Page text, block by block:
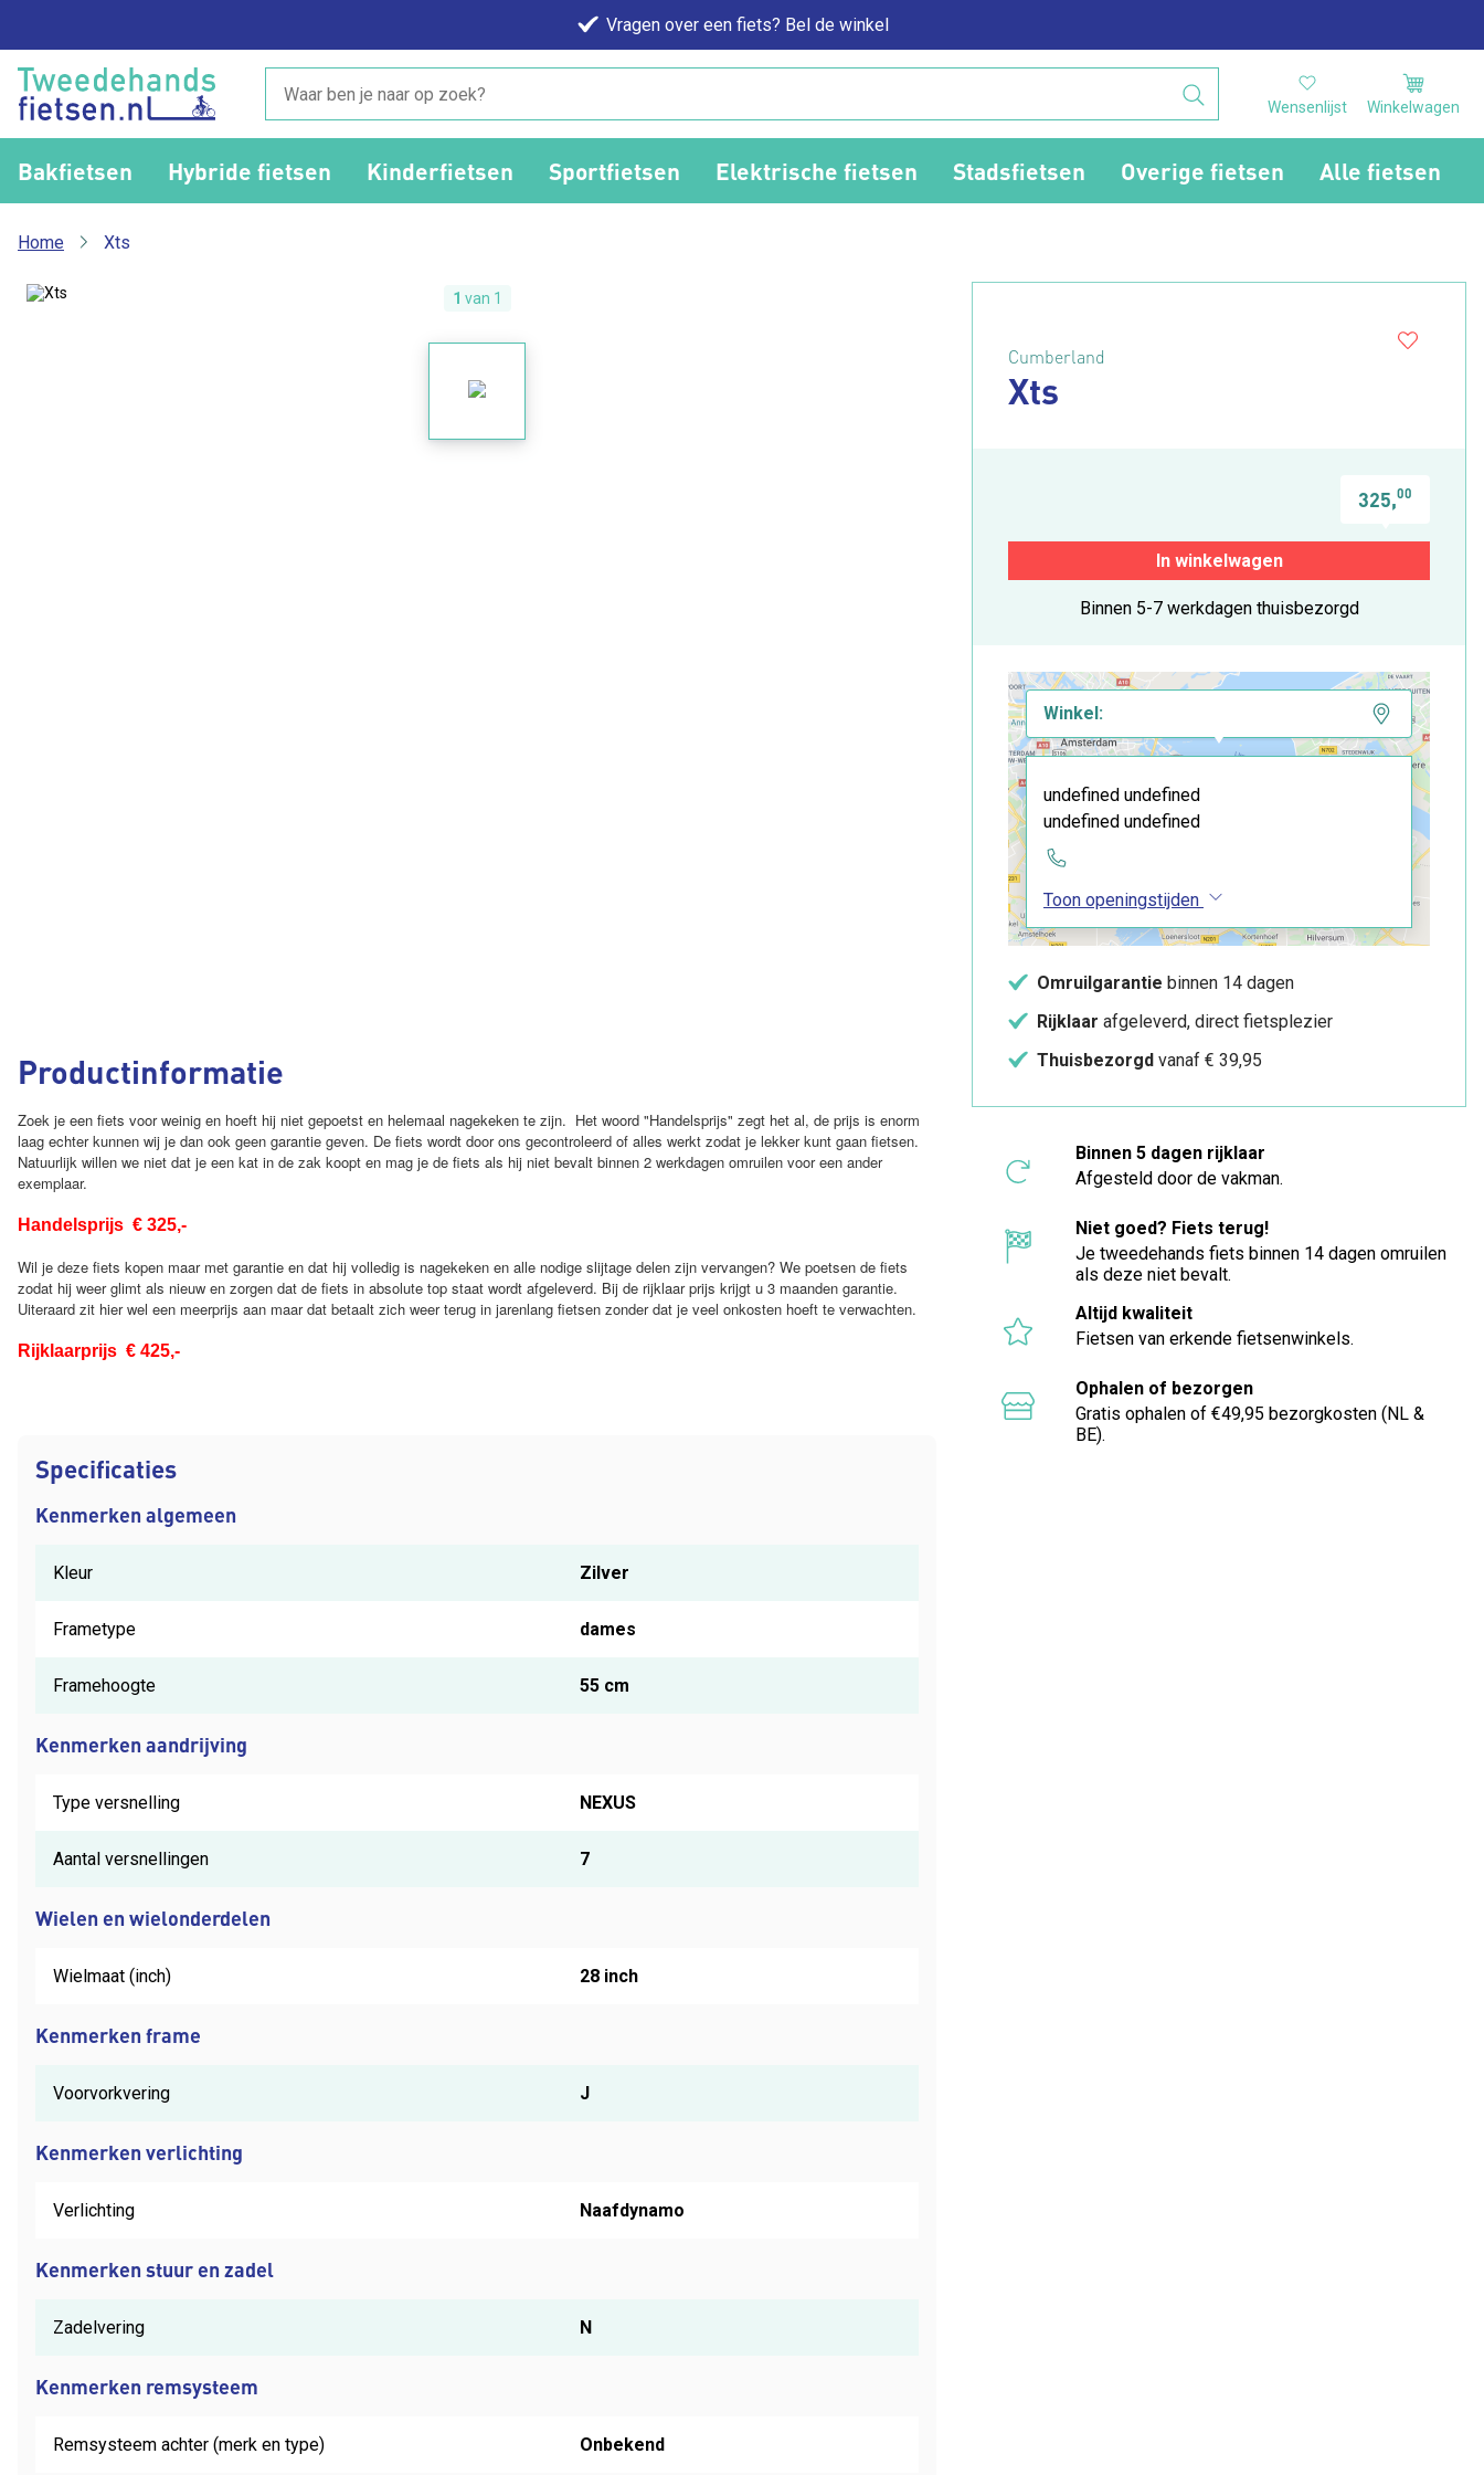
Vragen over een fiets? Bel de winkel
Wensenlijst Winkelwagen
Bakfietsen Hybride fietsen Kinderfietsen Sportfietsen Elektrische fietsen Stadsfietsen Overige fietsen Alle fietsen
Home Xts
1 van 1
Productinformatie
Zoek je een fiets voor weinig en hoeft hij niet gepoetst en helemaal nagekeken te zijn. Het woord "Handelsprijs" zegt het al, de prijs is enorm
laag echter kunnen wij je dan ook geen garantie geven. De fiets wordt door ons gecontroleerd of alles werkt zodat je lekker kunt gaan fietsen.
Natuurlijk willen we niet dat je een kat in de zak koopt en mag je de fiets als hij niet bevalt binnen 2 werkdagen omruilen voor een ander
exemplaar.
Handelsprijs € 325,-
Wil je deze fiets kopen maar met garantie en dat hij volledig is nagekeken en alle nodige slijtage delen zijn vervangen? We poetsen de fiets
zodat hij weer glimt als nieuw en zorgen dat de fiets in absolute top staat wordt afgeleverd. Bij de rijklaar prijs krijgt u 3 maanden garantie.
Uiteraard zit hier wel een meerprijs aan maar dat betaalt zich weer terug in jarenlang fietsen zonder dat je veel onkosten hoeft te verwachten.
Rijklaarprijs € 425,-
Specificaties
Kenmerken algemeen
Kleur Zilver
Frametype dames
Framehoogte 55 cm
Kenmerken aandrijving
Type versnelling NEXUS
Aantal versnellingen 7
Wielen en wielonderdelen
Wielmaat (inch) 28 inch
Kenmerken frame
Voorvorkvering J
Kenmerken verlichting
Verlichting Naafdynamo
Kenmerken stuur en zadel
Zadelvering N
Kenmerken remsysteem
Remsysteem achter (merk en type) Onbekend
Cumberland
Xts
325,00
In winkelwagen
Binnen 5-7 werkdagen thuisbezorgd
Winkel:
undefined undefined
undefined undefined
Toon openingstijden
Omruilgarantie binnen 14 dagen
Rijklaar afgeleverd, direct fietsplezier
Thuisbezorgd vanaf € 39,95
Binnen 5 dagen rijklaar
Afgesteld door de vakman.
Niet goed? Fiets terug!
Je tweedehands fiets binnen 14 dagen omruilen
als deze niet bevalt.
Altijd kwaliteit
Fietsen van erkende fietsenwinkels.
Ophalen of bezorgen
Gratis ophalen of €49,95 bezorgkosten (NL &
BE).